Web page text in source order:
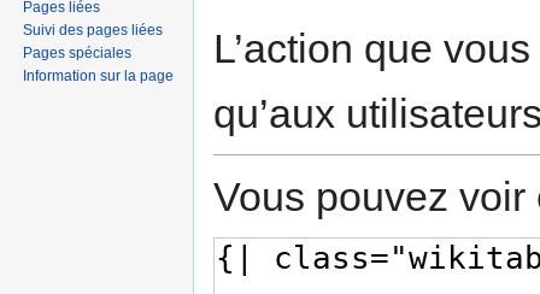
L’action que
qu’aux
Vous pouvez
Pages liées
Suivi des pages liées
Pages spéciales
Information sur la page